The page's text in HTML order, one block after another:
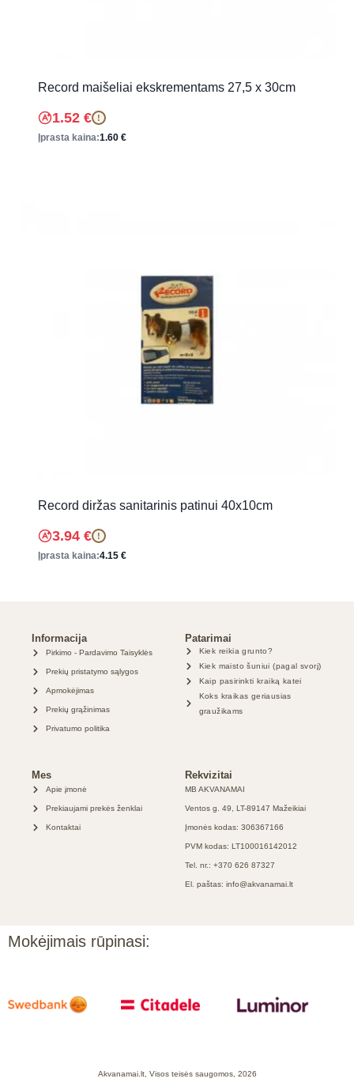
Record maišeliai ekskrementams 27,5 x 30cm
1.52 € !
Įprasta kaina:1.60 €
Record diržas sanitarinis patinui 40x10cm
3.94 € !
Įprasta kaina:4.15 €
Informacija
Pirkimo - Pardavimo Taisyklės
Prekių pristatymo sąlygos
Apmokėjimas
Prekių grąžinimas
Privatumo politika
Patarimai
Kiek reikia grunto?
Kiek maisto šuniui (pagal svorį)
Kaip pasirinkti kraiką katei
Koks kraikas geriausias
graužikams
Mes
Apie įmonė
Prekiaujami prekės ženklai
Kontaktai
Rekvizitai
MB AKVANAMAI
Ventos g. 49, LT-89147 Mažeikiai
Įmonės kodas: 306367166
PVM kodas: LT100016142012
Tel. nr.: +370 626 87327
El. paštas: info@akvanamai.lt
Mokėjimais rūpinasi:
Akvanamai.lt, Visos teisės saugomos, 2026